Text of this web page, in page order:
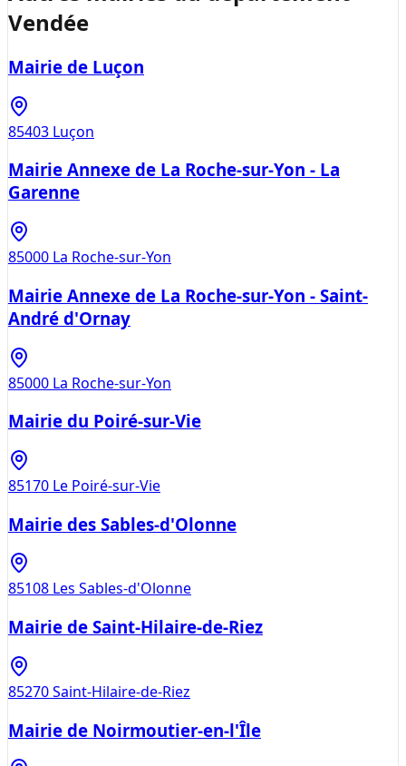
Vendée
Mairie de Luçon
85403 Luçon
Mairie Annexe de La Roche-sur-Yon - La
Garenne
85000 La Roche-sur-Yon
Mairie Annexe de La Roche-sur-Yon - Saint-
André d'Ornay
85000 La Roche-sur-Yon
Mairie du Poiré-sur-Vie
85170 Le Poiré-sur-Vie
Mairie des Sables-d'Olonne
85108 Les Sables-d'Olonne
Mairie de Saint-Hilaire-de-Riez
85270Saint-Hilaire-de-Riez
Mairie de Noirmoutier-en-l'Île